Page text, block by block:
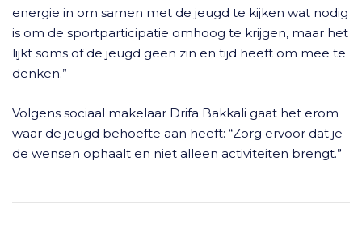
energie in om samen met de jeugd te kijken wat nodig
is om de sportparticipatie omhoog te krijgen, maar het
lijkt soms of de jeugd geen zin en tijd heeft om mee te
denken.”
Volgens sociaal makelaar Drifa Bakkali gaat het erom
waar de jeugd behoefte aan heeft: “Zorg ervoor dat je
de wensen ophaalt en niet alleen activiteiten brengt.”